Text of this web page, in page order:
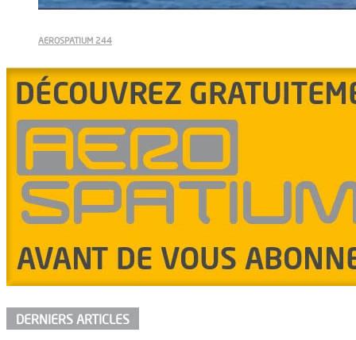
AEROSPATIUM 244
DERNIERS ARTICLES